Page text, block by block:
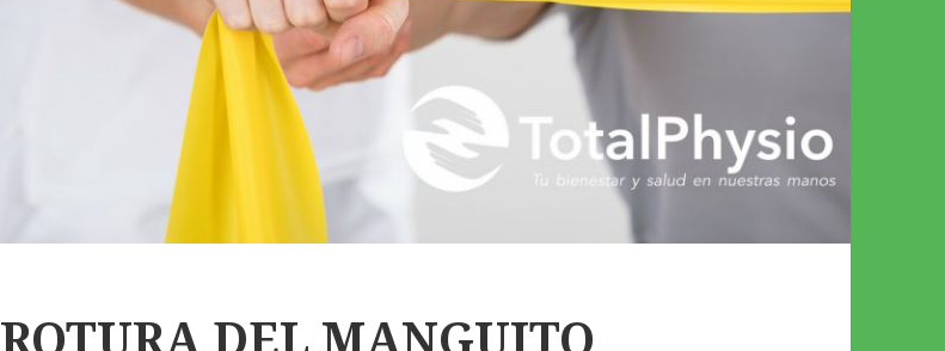
ROTURA DEL MANGUITO